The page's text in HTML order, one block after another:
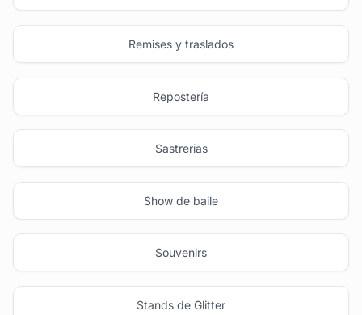
Remises y traslados
Repostería
Sastrerias
Show de baile
Souvenirs
Stands de Glitter